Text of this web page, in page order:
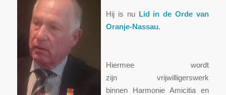
Hij is nu Lid in de Orde van
Oranje-Nassau.
Hiermee wordt
zijn vrijwilligerswerk
binnen Harmonie Amicitia en